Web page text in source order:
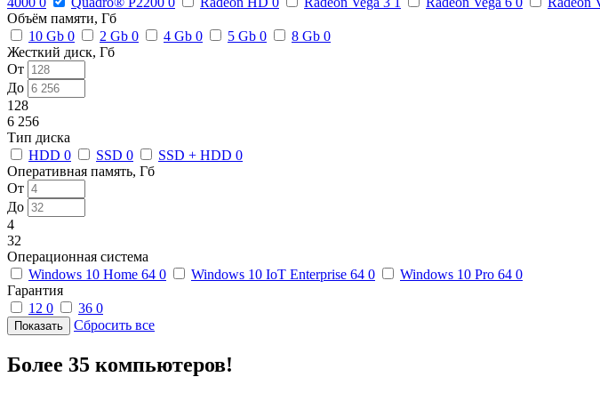
Объём памяти, Гб
10 Gb 0 2 Gb 0 4 Gb 0 5 Gb 0 8 Gb 0
Жесткий диск, Гб
От
До
128
6 256
Тип диска
HDD 0 SSD 0 SSD + HDD 0
Оперативная память, Гб
От
До
4
32
Операционная система
Windows 10 Home 64 0 Windows 10 IoT Enterprise 64 0 Windows 10 Pro 64 0
Гарантия
12 0 36 0
Сбросить все
Более 35 компьютеров!